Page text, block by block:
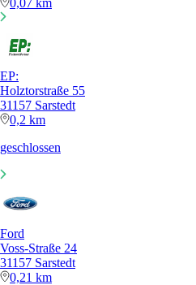
EP:
Holztorstraße 55
31157 Sarstedt
0,2 km
geschlossen
Ford
Voss-Straße 24
31157 Sarstedt
0,21 km